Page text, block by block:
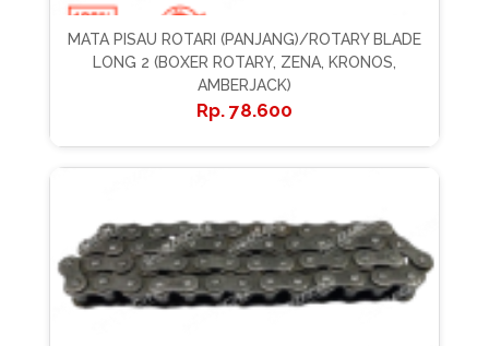
MATA PISAU ROTARI (PANJANG)/ROTARY BLADE
LONG 2 (BOXER ROTARY, ZENA, KRONOS,
AMBERJACK)
78.600